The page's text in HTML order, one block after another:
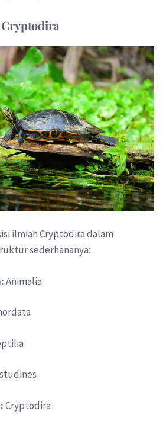
ilmiah Cryptodira dalam
sederhananya:
Animalia
Cryptodira